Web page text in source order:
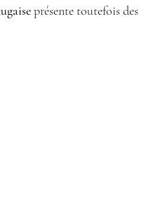
présente toutefois des